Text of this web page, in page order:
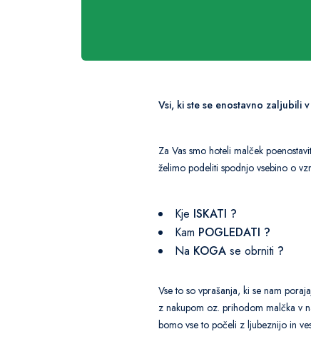
Vsi, ki ste se enostavno zaljubili
Za Vas smo hoteli malček
želimo podeliti spodnjo vsebino o
Kje ISKATI ?
Kam POGLEDATI ?
Na KOGA se obrniti ?
Vse to so vprašanja, ki se nam
z nakupom oz. prihodom malčka v
bomo vse to počeli z ljubeznijo in